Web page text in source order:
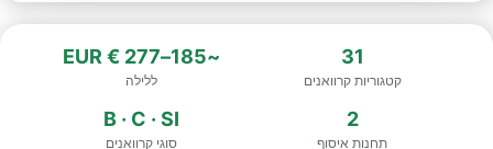
31
קטגוריות קרוואנים
~185–277 € EUR
ללילה
2
תחנות איסוף
B · C · SI
סוגי קרוואנים